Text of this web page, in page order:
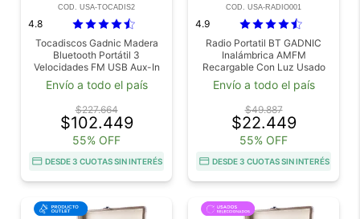
COD. USA-TOCADIS2
4.8
Tocadiscos Gadnic Madera
Bluetooth Portátil 3
Velocidades FM USB Aux-In
SD Usado
Envío a todo el país
$227.664
$102.449
55% OFF
DESDE 3 CUOTAS SIN INTERÉS
COD. USA-RADIO001
4.9
Radio Portatil BT GADNIC
Inalámbrica AMFM
Recargable Con Luz Usado
Envío a todo el país
$49.887
$22.449
55% OFF
DESDE 3 CUOTAS SIN INTERÉS